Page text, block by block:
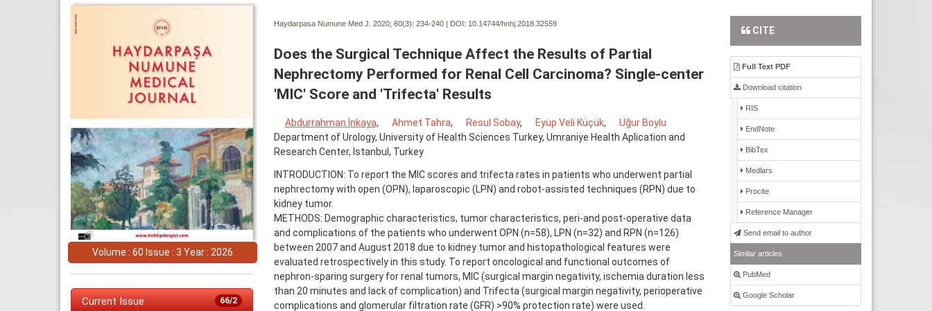
Volume : 60 Issue : 3 Year : 2026
66/2
Current Issue
Haydarpasa Numune Med J. 2020; 60(3): 234-240 | DOI: 10.14744/hnhj.2018.32559
Does the Surgical Technique Affect the Results of Partial
Nephrectomy Performed for Renal Cell Carcinoma? Single-center
'MIC' Score and 'Trifecta' Results
Abdurrahman İnkaya, Ahmet Tahra, Resul Sobay, Eyüp Veli Küçük,
Uğur Boylu
Department of Urology, University of Health Sciences Turkey, Umraniye Health Aplication and
Research Center, Istanbul, Turkey
INTRODUCTION: To report the MIC scores and trifecta rates in patients who underwent partial
nephrectomy with open (OPN), laparoscopic (LPN) and robot-assisted techniques (RPN) due to
kidney tumor.
METHODS: Demographic characteristics, tumor characteristics, peri-and post-operative data
and complications of the patients who underwent OPN (n=58), LPN (n=32) and RPN (n=126)
between 2007 and August 2018 due to kidney tumor and histopathological features were
evaluated retrospectively in this study. To report oncological and functional outcomes of
nephron-sparing surgery for renal tumors, MIC (surgical margin negativity, ischemia duration less
than 20 minutes and lack of complication) and Trifecta (surgical margin negativity, perioperative
complications and glomerular filtration rate (GFR) >90% protection rate) were used.
CITE
Full Text PDF
Download citation
RIS
EndNote
BibTex
Medlars
Procite
Reference Manager
Send email to author
Similar articles
PubMed
Google Scholar